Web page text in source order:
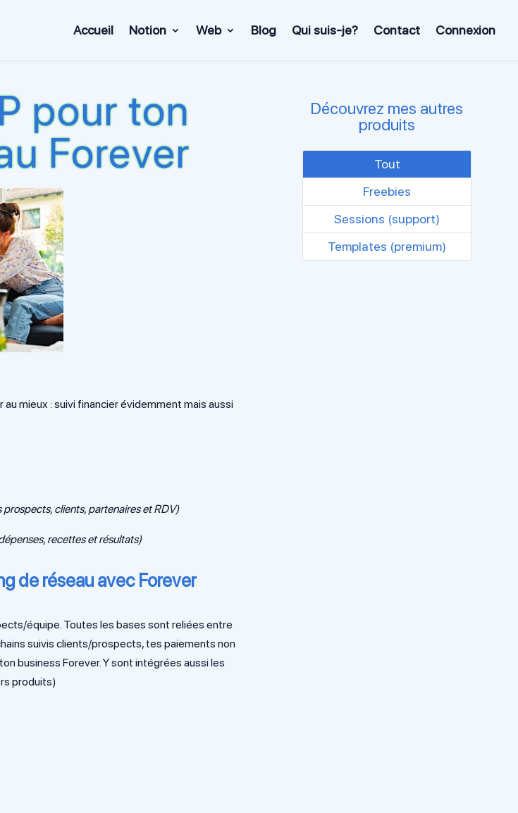
Accueil Notion Web Blog Qui suis-je? Contact Connexion
pour ton
Forever
mieux : suivi financier évidemment mais aussi
clients, partenaires et RDV)
recettes et résultats)
de réseau avec Forever
équipe. Toutes les bases sont reliées entre
suivis clients/prospects, tes paiements non
business Forever. Y sont intégrées aussi les
produits)
Découvrez mes autres
produits
Tout
Freebies
Sessions (support)
Templates (premium)